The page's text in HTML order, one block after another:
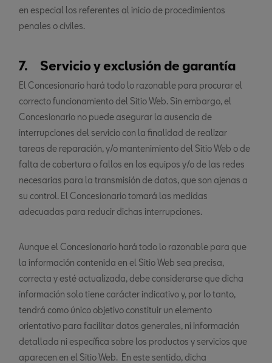
en especial los referentes al inicio de procedimientos
penales o civiles.
7. Servicio y exclusión de garantía
El Concesionario hará todo lo razonable para procurar el
correcto funcionamiento del Sitio Web. Sin embargo, el
Concesionario no puede asegurar la ausencia de
interrupciones del servicio con la finalidad de realizar
tareas de reparación, y/o mantenimiento del Sitio Web o de
falta de cobertura o fallos en los equipos y/o de las redes
necesarias para la transmisión de datos, que son ajenas a
su control. El Concesionario tomará las medidas
adecuadas para reducir dichas interrupciones.
Aunque el Concesionario hará todo lo razonable para que
la información contenida en el Sitio Web sea precisa,
correcta y esté actualizada, debe considerarse que dicha
información solo tiene carácter indicativo y, por lo tanto,
tendrá como único objetivo constituir un elemento
orientativo para facilitar datos generales, ni información
detallada ni específica sobre los productos y servicios que
aparecen en el Sitio Web. En este sentido, dicha